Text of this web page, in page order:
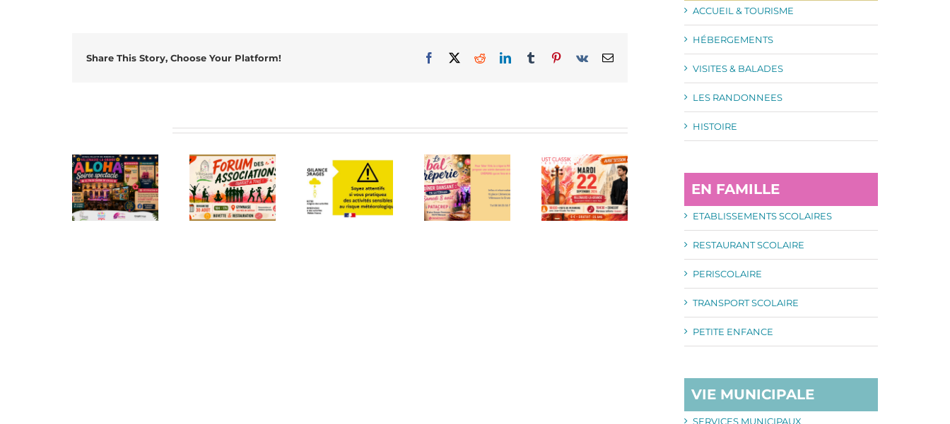
Share This Story, Choose Your Platform! Facebook RedditLinkedInTumblr Pinterest
Vk Email
ACCUEIL & TOURISME
HÉBERGEMENTS
VISITES & BALADES
LES RANDONNEES
HISTOIRE
EN FAMILLE
ETABLISSEMENTS SCOLAIRES
RESTAURANT SCOLAIRE
PERISCOLAIRE
TRANSPORT SCOLAIRE
PETITE ENFANCE
VIE MUNICIPALE
SERVICES MUNICIPAUX